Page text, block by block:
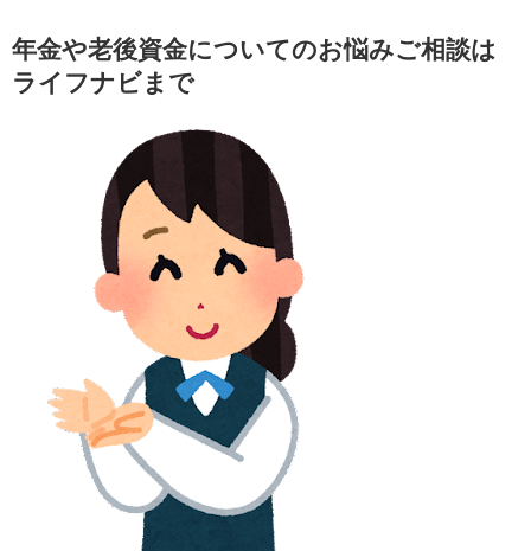
年金や老後資金についてのお悩みご相談は
ライフナビまで